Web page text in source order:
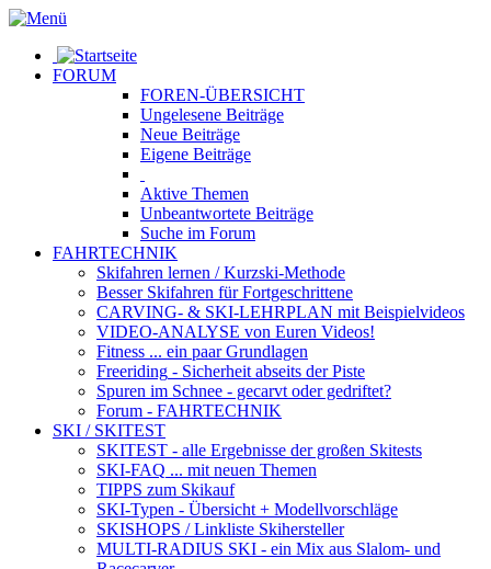
FORUM
FOREN-ÜBERSICHT
Ungelesene Beiträge
Neue Beiträge
Eigene Beiträge
Aktive Themen
Unbeantwortete Beiträge
Suche im Forum
FAHRTECHNIK
Skifahren lernen / Kurzski-Methode
Besser Skifahren für Fortgeschrittene
CARVING- & SKI-LEHRPLAN mit Beispielvideos
VIDEO-ANALYSE von Euren Videos!
Fitness ... ein paar Grundlagen
Freeriding - Sicherheit abseits der Piste
Spuren im Schnee - gecarvt oder gedriftet?
Forum - FAHRTECHNIK
SKI / SKITEST
SKITEST - alle Ergebnisse der großen Skitests
SKI-FAQ ... mit neuen Themen
TIPPS zum Skikauf
SKI-Typen - Übersicht + Modellvorschläge
SKISHOPS / Linkliste Skihersteller
MULTI-RADIUS SKI - ein Mix aus Slalom- und